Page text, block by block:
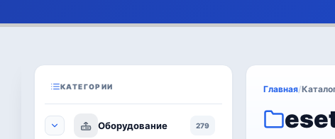
КАТЕГОРИИ
Оборудование 279
Главная/